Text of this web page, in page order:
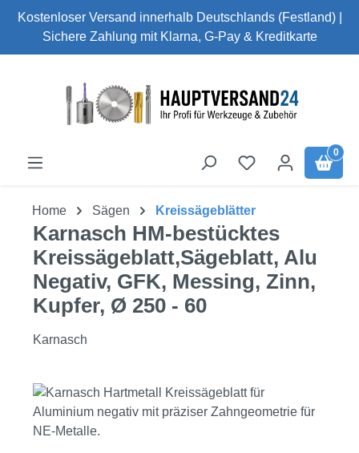
Zum Hauptinhalt springen
Kostenloser Versand innerhalb Deutschlands (Festland) |
Sichere Zahlung mit Klarna, G-Pay & Kreditkarte
0
Home Sägen Kreissägeblätter
Karnasch HM-bestücktes
Kreissägeblatt,Sägeblatt, Alu
Negativ, GFK, Messing, Zinn,
Kupfer, Ø 250 - 60
Karnasch
Bildergalerie überspringen